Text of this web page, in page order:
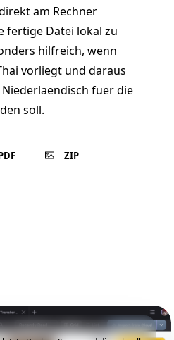
am Rechner
fertige Datei lokal zu
hilfreich, wenn
vorliegt und daraus
fuer die
soll.
ZIP